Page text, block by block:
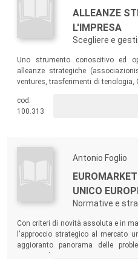
ALLEANZE
L'IMPRESA
Scegliere e
Uno strumento conoscitivo ed
alleanze strategiche
ventures, trasferimenti di tenologia,
finanziari, fusioni di imprese, ecc.).
cod.
100.313
Antonio Foglio
UNICO
Normative e
Con criteri di novità assoluta e in
l'approccio strategico al mercato
aggioranto panorama delle